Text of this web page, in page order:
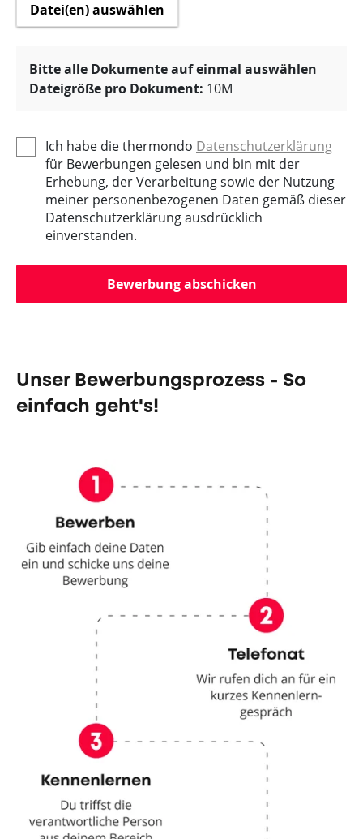
Datei(en) auswählen
Bitte alle Dokumente auf einmal auswählen
Dateigröße pro Dokument: 10M
Ich habe die thermondo Datenschutzerklärung
für Bewerbungen gelesen und bin mit der
Erhebung, der Verarbeitung sowie der Nutzung
meiner personenbezogenen Daten gemäß dieser
Datenschutzerklärung ausdrücklich
einverstanden.
Bewerbung abschicken
Unser Bewerbungsprozess - So
einfach geht's!